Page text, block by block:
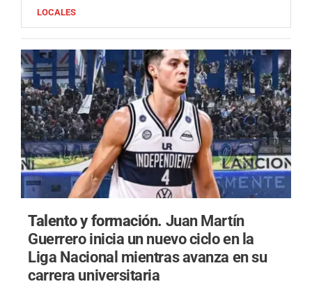
LOCALES
Talento y formación. Juan Martín
Guerrero inicia un nuevo ciclo en la
Liga Nacional mientras avanza en su
carrera universitaria